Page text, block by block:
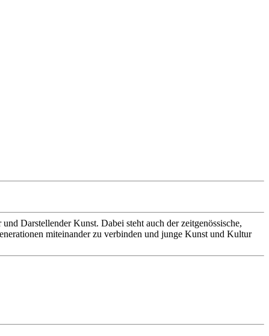
Darstellender Kunst. Dabei steht auch der zeitgenössische,
miteinander zu verbinden und junge Kunst und Kultur